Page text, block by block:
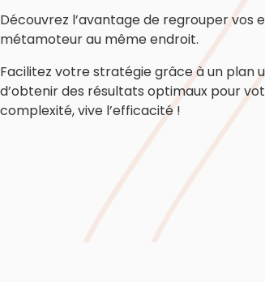
Découvrez l’avantage de regrouper vos
métamoteur au même endroit.
Facilitez votre stratégie grâce à un plan
d’obtenir des résultats optimaux pour
complexité, vive l’efficacité !